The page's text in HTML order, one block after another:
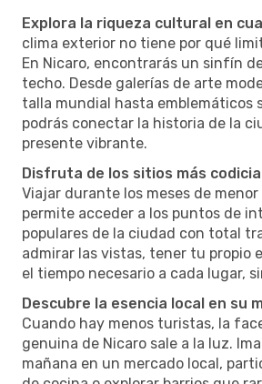
Explora la riqueza cultural en
clima exterior no tiene por qué
En Nicaro, encontrarás un sinfín
techo. Desde galerías de arte
talla mundial hasta emblemáticos
podrás conectar la historia de la
presente vibrante.
Disfruta de los sitios más
Viajar durante los meses de
permite acceder a los puntos de
populares de la ciudad con total
admirar las vistas, tener tu propio
el tiempo necesario a cada lugar,
Descubre la esencia local en su
Cuando hay menos turistas, la
genuina de Nicaro sale a la luz.
mañana en un mercado local,